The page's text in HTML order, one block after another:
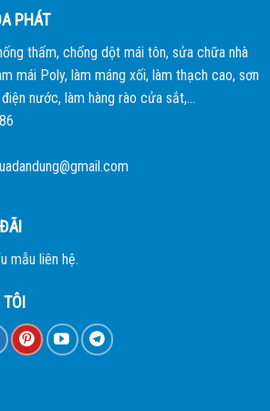
PHÁT
thấm, chống dột mái tôn, sửa chữa nhà
mái Poly, làm máng xối, làm thạch cao, sơn
nước, làm hàng rào cửa sắt,...
mẫu liên hệ.